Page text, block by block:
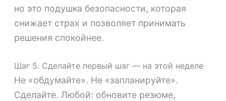
но это подушка безопасности, которая
снижает страх и позволяет принимать
решения спокойнее.
Шаг 5. Сделайте первый шаг — на этой неделе
Не «обдумайте». Не «запланируйте».
Сделайте. Любой: обновите резюме,